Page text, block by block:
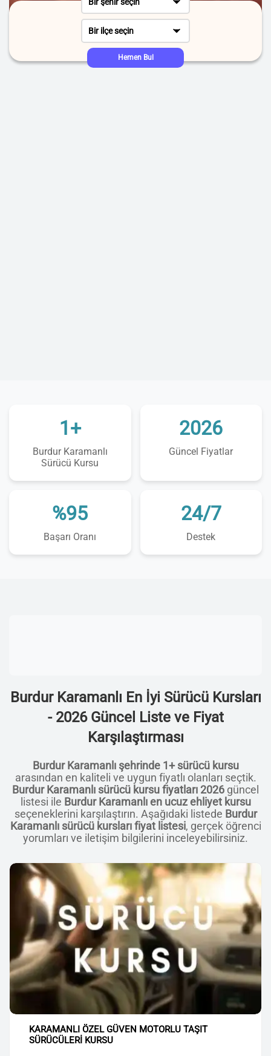
Bir ilçe seçin
Hemen Bul
1+
Burdur Karamanlı
Sürücü Kursu
2026
Güncel Fiyatlar
%95
Başarı Oranı
24/7
Destek
Burdur Karamanlı En İyi Sürücü Kursları
- 2026 Güncel Liste ve Fiyat
Karşılaştırması
Burdur Karamanlı şehrinde 1+ sürücü kursu
arasından en kaliteli ve uygun fiyatlı olanları seçtik.
Burdur Karamanlı sürücü kursu fiyatları 2026 güncel
listesi ile Burdur Karamanlı en ucuz ehliyet kursu
seçeneklerini karşılaştırın. Aşağıdaki listede Burdur
Karamanlı sürücü kursları fiyat listesi, gerçek öğrenci
yorumları ve iletişim bilgilerini inceleyebilirsiniz.
KARAMANLI ÖZEL GÜVEN MOTORLU TAŞIT
SÜRÜCÜLERİ KURSU